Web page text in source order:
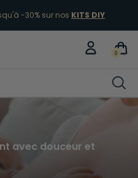
-30% sur nos KITS DIY
0
avec douceur et